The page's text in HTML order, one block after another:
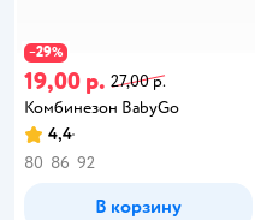
−29%
19,00 р. 27,00 р.
Комбинезон BabyGo
4,4
80 86 92
В корзину